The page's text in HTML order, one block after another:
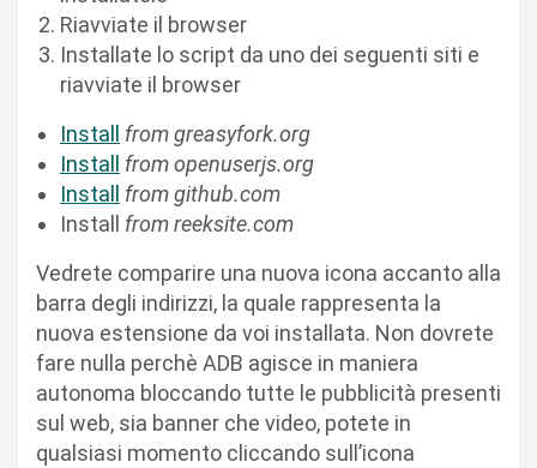
Riavviate il browser
Installate lo script da uno dei seguenti siti e
riavviate il browser
Install
from greasyfork.org
Install
from openuserjs.org
Install
from github.com
Install from reeksite.com
Vedrete comparire una nuova icona accanto alla
barra degli indirizzi, la quale rappresenta la
nuova estensione da voi installata. Non dovrete
fare nulla perchè ADB agisce in maniera
autonoma bloccando tutte le pubblicità presenti
sul web, sia banner che video, potete in
qualsiasi momento cliccando sull’icona